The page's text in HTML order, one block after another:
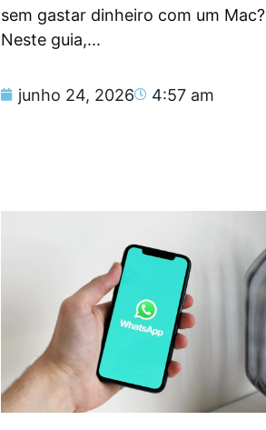
sem gastar dinheiro com um Mac?
Neste guia,...
junho 24, 2026 4:57 am